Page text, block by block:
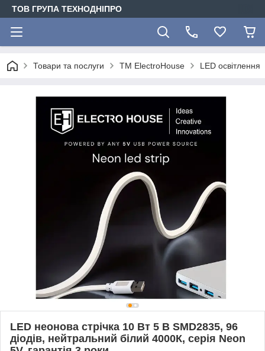
ТОВ ГРУПА ТЕХНОДНІПРО
Товари та послуги ТМ ElectroHouse LED освітлення
LED неонова стрічка 10 Вт 5 В SMD2835, 96
діодів, нейтральний білий 4000К, серія Neon